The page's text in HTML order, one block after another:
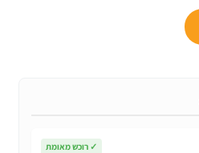
✓ רוכש מאומת